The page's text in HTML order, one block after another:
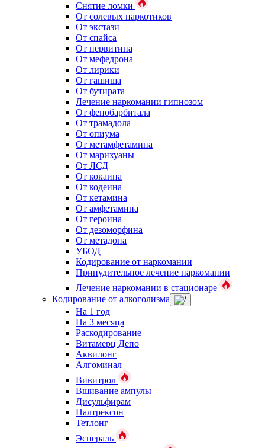
Снятие ломки
От солевых наркотиков
От экстази
От спайса
От первитина
От мефедрона
От лирики
От гашиша
От бутирата
Лечение наркомании гипнозом
От фенобарбитала
От трамадола
От опиума
От метамфетамина
От марихуаны
От ЛСД
От кокаина
От кодеина
От кетамина
От амфетамина
От героина
От дезоморфина
От метадона
УБОД
Кодирование от наркомании
Принудительное лечение наркомании
Лечение наркомании в стационаре
Кодирование от алкоголизма
На 1 год
На 3 месяца
Раскодирование
Витамерц Депо
Аквилонг
Алгоминал
Вивитрол
Вшивание ампулы
Дисульфирам
Налтрексон
Тетлонг
Эспераль